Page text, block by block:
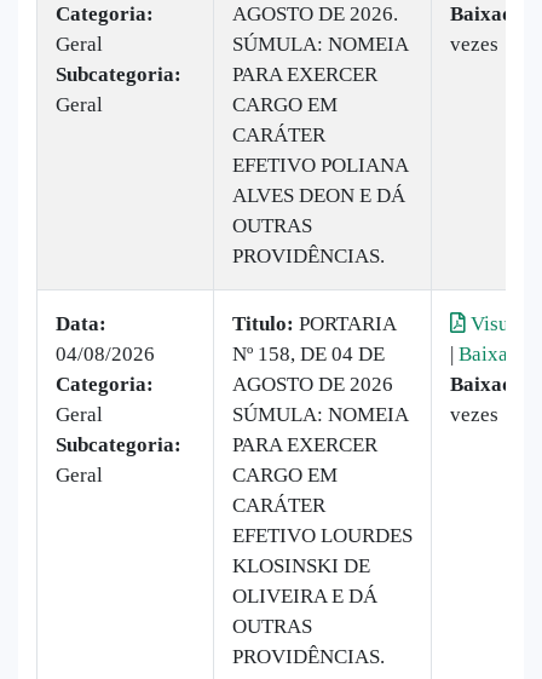
Categoria:
Geral
Subcategoria:
Geral
AGOSTO DE 2026.
SÚMULA: NOMEIA
PARA EXERCER
CARGO EM
CARÁTER
EFETIVO POLIANA
ALVES DEON E DÁ
OUTRAS
PROVIDÊNCIAS.
Baixado:
vezes
Data:
04/08/2026
Categoria:
Geral
Subcategoria:
Geral
Titulo: PORTARIA
Nº 158, DE 04 DE
AGOSTO DE 2026
SÚMULA: NOMEIA
PARA EXERCER
CARGO EM
CARÁTER
EFETIVO LOURDES
KLOSINSKI DE
OLIVEIRA E DÁ
OUTRAS
PROVIDÊNCIAS.
| Baixar
Baixado:
vezes